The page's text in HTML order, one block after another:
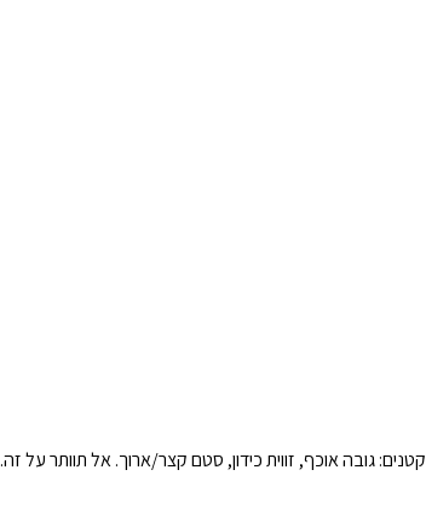
קטנים: גובה אוכף, זווית כידון, סטם קצר/ארוך. אל תוותר על זה.